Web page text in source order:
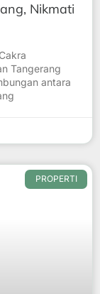
Nikmati
Tangerang
antara
PROPERTI